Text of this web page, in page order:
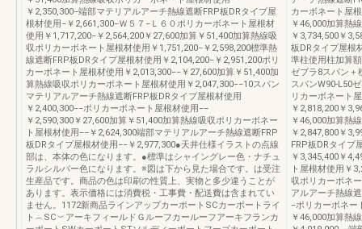
￥2,350,300−端部マテリアルアーチ熱線遮断FRP板DRタイプ屋
根材使用−￥2,661,300−Ｗ５７−Ｌ６０ポリカーボネート屋根材
使用￥1,717,200−￥2,564,200￥27,600加算￥51,400加算熱線吸
収ポリカーボネート屋根材使用￥1,751,200−￥2,598,200標準熱
線遮断FRP板DRタイプ屋根材使用￥2,104,200−￥2,951,200ポリ
カーボネート屋根材使用￥2,013,300−−￥27,600加算￥51,400加
算熱線吸収ポリカーボネート屋根材使用￥2,047,300−−10スパン
マテリアルアーチ熱線遮断FRP板DRタイプ屋根材使用
￥2,400,300−−ポリカーボネート屋根材使用−−
￥2,590,300￥27,600加算￥51,400加算熱線吸収ポリカーボネー
ト屋根材使用−−￥2,624,300端部マテリアルアーチ熱線遮断FRP
板DRタイプ屋根材使用−−￥2,977,300●天井仕様イラストの点線
部は、本体の色になります。●標準はシャイングレー色・ナチュ
ラルシルバー色になります。※図は下から見た場合です。は受注
生産品です。商品の色は印刷の性質上、実物と多少違うことが
あります。表示価格には消費税・工事費・配送費は含まれてい
ません。1172新商品ラインアップカーポートSCカーポートライ
ト︵SC︶アーキフィールドＧルーフカールーフアーキフランカ
カーボネート屋
￥46,000加算熱
￥3,734,500￥
板DRタイプ屋根
準柱使用柱加算
ゼブラ8スパン＋
スパンW90-L50
リカーボネート
￥2,818,200￥
￥46,000加算熱
￥2,847,800￥
FRP板DRタイプ
￥3,345,400￥
ト屋根材使用￥
収ポリカーボネ
アルアーチ熱線
−ポリカーボネー
￥46,000加算熱